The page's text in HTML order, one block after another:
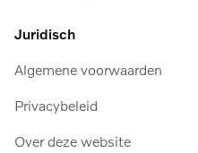
Juridisch
Algemene voorwaarden
Privacybeleid
Over deze website